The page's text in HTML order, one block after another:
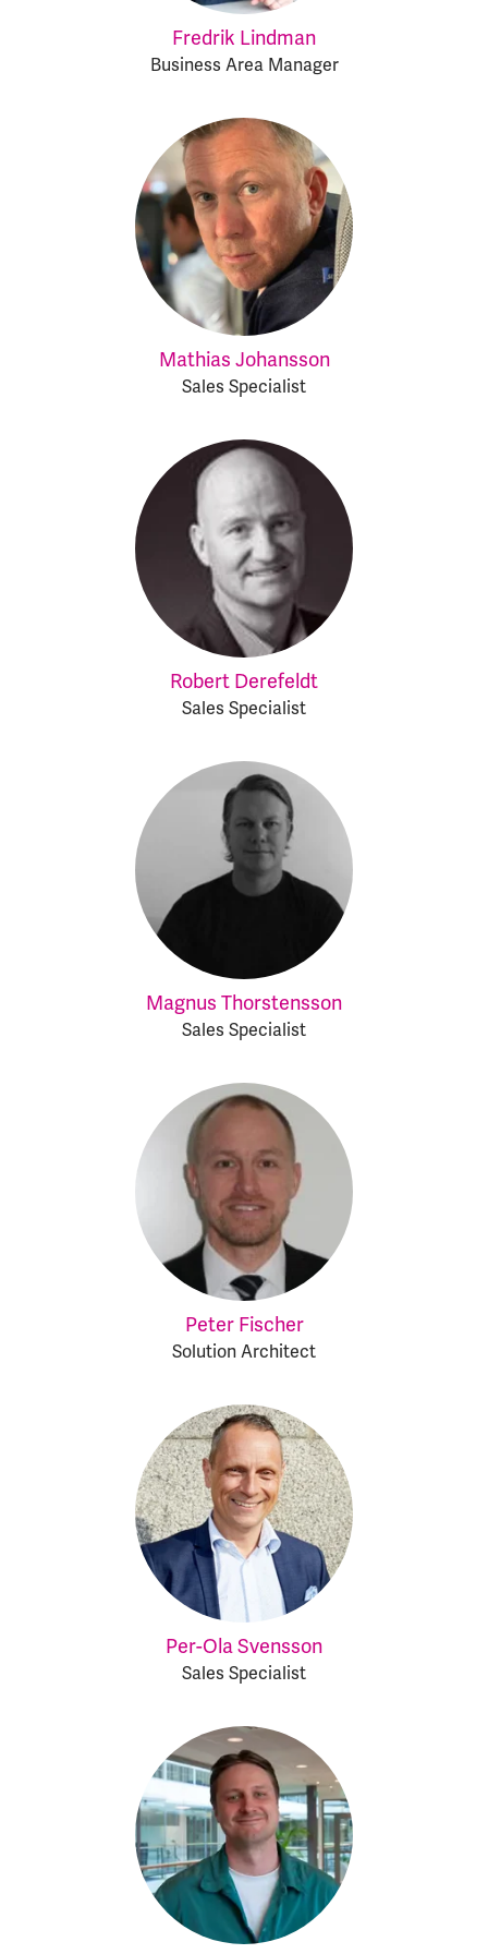
Fredrik Lindman
Business Area Manager
Mathias Johansson
Sales Specialist
Robert Derefeldt
Sales Specialist
Magnus Thorstensson
Sales Specialist
Peter Fischer
Solution Architect
Per-Ola Svensson
Sales Specialist